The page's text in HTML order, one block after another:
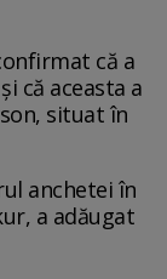
că a
că aceasta a
situat în
anchetei în
a adăugat